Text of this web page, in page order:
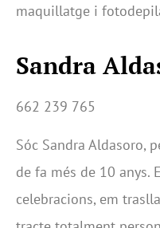
maquillatge i
Sandra
662 239 765
Sóc Sandra Aldasoro,
de fa més de 10 anys.
celebracions, em